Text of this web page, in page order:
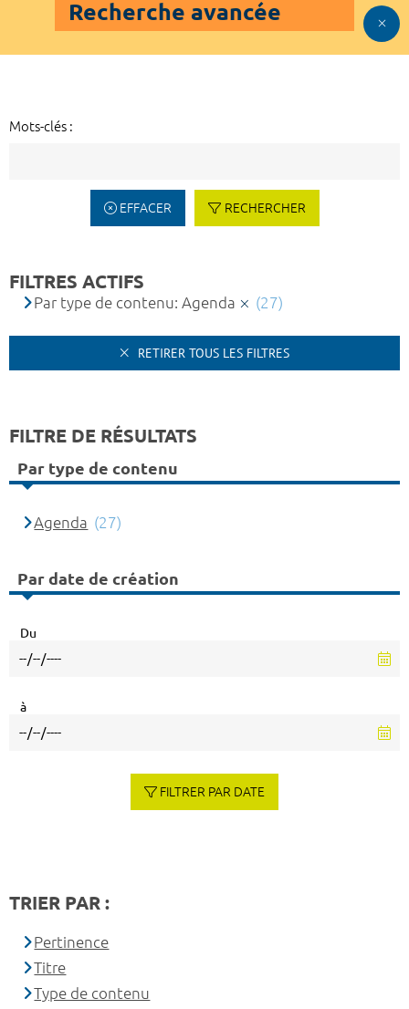
Recherche avancée
Mots-clés :
EFFACER RECHERCHER
FILTRES ACTIFS
Par type de contenu: Agenda (27)
RETIRER TOUS LES FILTRES
FILTRE DE RÉSULTATS
Par type de contenu
Agenda (27)
Par date de création
Du
à
FILTRER PAR DATE
TRIER PAR :
Pertinence
Titre
Type de contenu